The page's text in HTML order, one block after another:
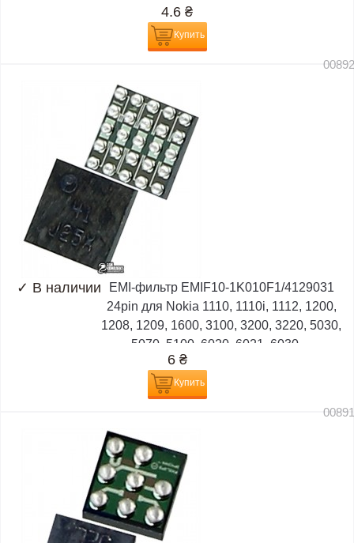
4.6 ₴
Купить
✓ В наличии
EMI-фильтр EMIF10-1K010F1/4129031
24pin для Nokia 1110, 1110i, 1112, 1200,
1208, 1209, 1600, 3100, 3200, 3220, 5030,
5070, 5100, 6020, 6021, 6030,...
6 ₴
Купить